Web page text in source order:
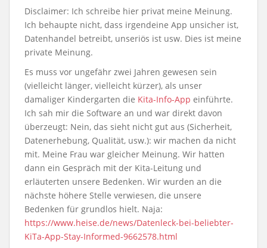
Disclaimer: Ich schreibe hier privat meine Meinung.
Ich behaupte nicht, dass irgendeine App unsicher ist,
Datenhandel betreibt, unseriös ist usw. Dies ist meine
private Meinung.
Es muss vor ungefähr zwei Jahren gewesen sein
(vielleicht länger, vielleicht kürzer), als unser
damaliger Kindergarten die Kita-Info-App einführte.
Ich sah mir die Software an und war direkt davon
überzeugt: Nein, das sieht nicht gut aus (Sicherheit,
Datenerhebung, Qualität, usw.): wir machen da nicht
mit. Meine Frau war gleicher Meinung. Wir hatten
dann ein Gespräch mit der Kita-Leitung und
erläuterten unsere Bedenken. Wir wurden an die
nächste höhere Stelle verwiesen, die unsere
Bedenken für grundlos hielt. Naja:
https://www.heise.de/news/Datenleck-bei-beliebter-
KiTa-App-Stay-Informed-9662578.html